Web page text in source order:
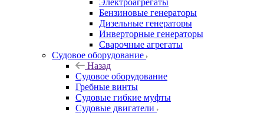
Электроагрегаты
Бензиновые генераторы
Дизельные генераторы
Инверторные генераторы
Сварочные агрегаты
Судовое оборудование
Назад
Судовое оборудование
Гребные винты
Судовые гибкие муфты
Судовые двигатели